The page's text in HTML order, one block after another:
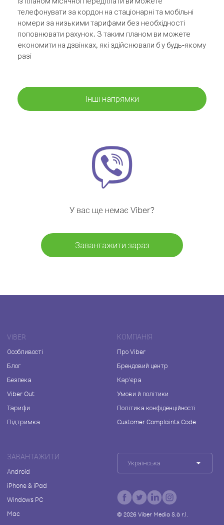
телефонувати за кордон на стаціонарні та мобільні
номери за низькими тарифами без необхідності
поповнювати рахунок. З таким планом ви можете
економити на дзвінках, які здійснювали б у будь-якому
разі
Інші напрямки
У вас ще немає Viber?
Завантажити зараз
VIBER
Особливості
Блог
Безпека
Viber Out
Тарифи
Підтримка
КОМПАНІЯ
Про Viber
Брендовий центр
Кар'єра
Умови й політики
Політика конфіденційності
Customer Complaints Code
ЗАВАНТАЖИТИ
Android
iPhone & iPad
Windows PC
Mac
Українська
© 2026Viber Media S.à r.l.